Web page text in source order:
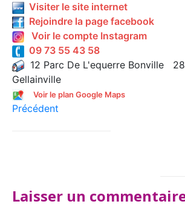
Visiter le site internet
Rejoindre la page facebook
Voir le compte Instagram
09 73 55 43 58
12 Parc De L'equerre Bonville
Gellainville
Voir le plan Google Maps
Précédent
Laisser un